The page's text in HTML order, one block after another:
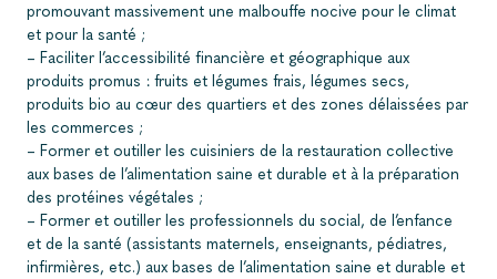
promouvant massivement une malbouffe nocive pour le climat
et pour la santé ;
– Faciliter l’accessibilité financière et géographique aux
produits promus : fruits et légumes frais, légumes secs,
produits bio au cœur des quartiers et des zones délaissées par
les commerces ;
– Former et outiller les cuisiniers de la restauration collective
aux bases de l’alimentation saine et durable et à la préparation
des protéines végétales ;
– Former et outiller les professionnels du social, de l’enfance
et de la santé (assistants maternels, enseignants, pédiatres,
infirmières, etc.) aux bases de l’alimentation saine et durable et